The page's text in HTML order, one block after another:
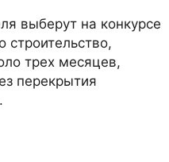
выберут на конкурсе
строительство,
трех месяцев,
перекрытия